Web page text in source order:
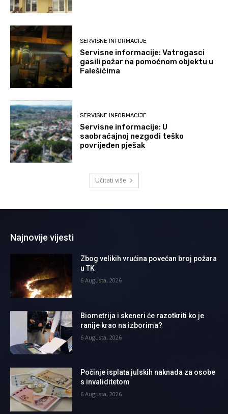
SERVISNE INFORMACIJE
Servisne informacije: Vatrogasci
gasili požar na pomoćnom objektu u
Falešićima
SERVISNE INFORMACIJE
Servisne informacije: U
saobraćajnoj nezgodi teško
povrijeđen pješak
Učitati više
Najnovije vijesti
Zbog velikih vrućina povećan broj požara
u TK
6 Augusta, 2026
Biometrija i skeneri će razotkriti ko je
ranije krao na izborima?
6 Augusta, 2026
Počinje isplata julskih naknada za osobe
s invaliditetom
6 Augusta, 2026